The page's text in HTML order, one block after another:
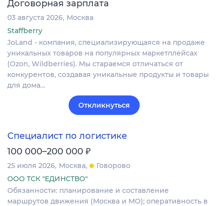
Договорная зарплата
03 августа 2026 Москва
Staffberry
JoLand - компания, специализирующаяся на продаже
уникальных товаров на популярных маркетплейсах
(Ozon, Wildberries). Мы стараемся отличаться от
конкурентов, создавая уникальные продукты и товары
для дома…
Откликнуться
Специалист по логистике
100 000–200 000 ₽
25 июля 2026 Москва
Говорово
ООО ТСК "ЕДИНСТВО"
Обязанности: планирование и составление
маршрутов движения (Москва и МО); оперативность в